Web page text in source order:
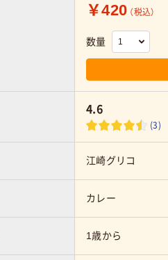
￥420 （税込）
数量
4.6
(3)
江崎グリコ
カレー
1歳から